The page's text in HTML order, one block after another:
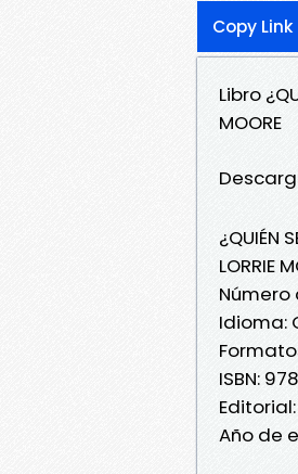
Copy Link
Libro
MOORE
¿QUIÉN
LORRIE
Número
Idioma:
ISBN:
Editorial:
Año de